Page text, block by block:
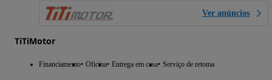
Ver anúncios
TiTiMotor
Financiamento Oficina Entrega em casa Serviço de retoma